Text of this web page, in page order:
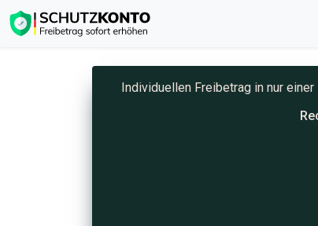
Individuellen Freibetrag in nur